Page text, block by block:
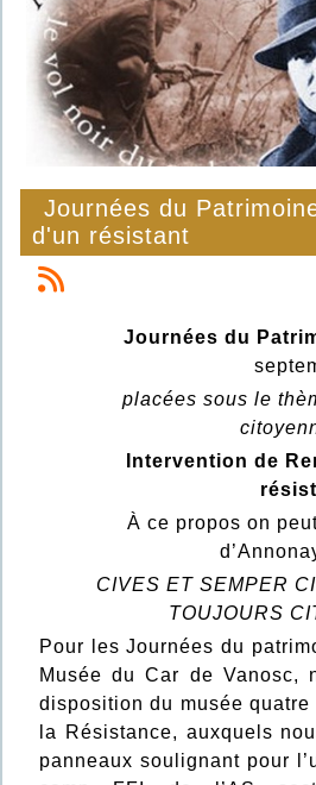
Journées du
d'un résistant
Journées du
placées sous le
Intervention de
À ce propos on peut
CIVES ET SEMPER
TOUJOURS
Pour les Journées du
Musée du Car de Vanosc,
disposition du musée
la Résistance, auxquels
panneaux soulignant pour